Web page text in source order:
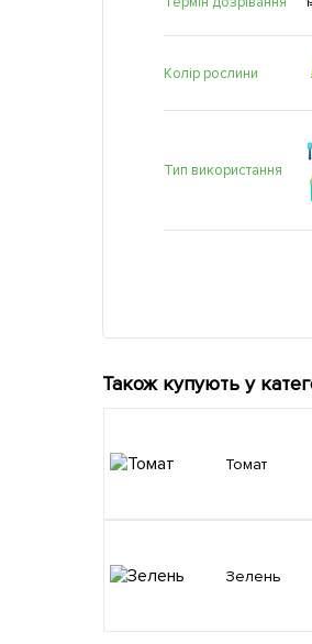
Колір рослини
Тип використання
Також купують у
Томат
Зелень